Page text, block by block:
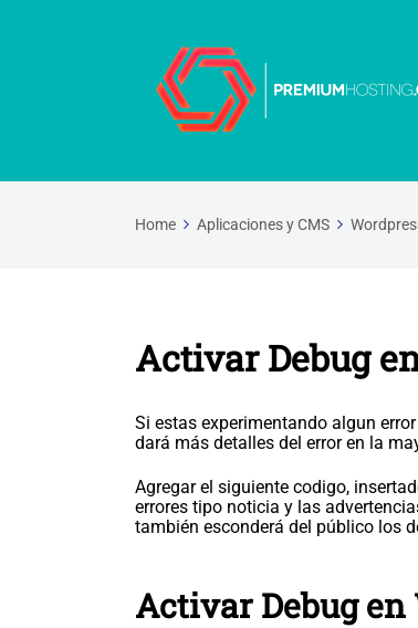
Home Aplicaciones y CMS
Activar Debug
Si estas experimentando algun
dará más detalles del error en la
Agregar el siguiente codigo,
errores tipo noticia y las
también esconderá del público los
Activar Debug en